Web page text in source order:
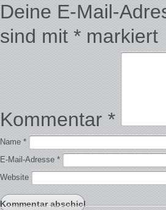
Deine E-Mail-
sind mit * markiert
Kommentar *
Name *
E-Mail-Adresse *
Website